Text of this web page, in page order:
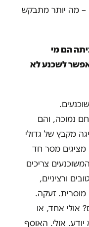
– מה יותר מתבקש
הם מי
לשכנע לא
נמוכה, והם
מקבץ של גדולי
מציגים מסר חד
צריכים
ורציניים,
מוסרית. זעקה.
אולי אחד, או
או 100. אני לא יודע. אולי. האוסף